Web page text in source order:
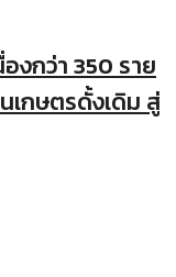
งกว่า 350 ราย
เกษตรดั้งเดิม สู่